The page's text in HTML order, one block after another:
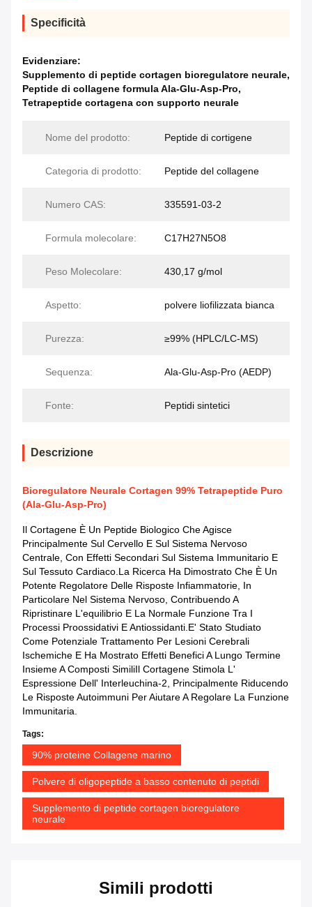
Specificità
Evidenziare:
Supplemento di peptide cortagen bioregulatore neurale,
Peptide di collagene formula Ala-Glu-Asp-Pro,
Tetrapeptide cortagena con supporto neurale
Nome del prodotto: Peptide di cortigene
Categoria di prodotto: Peptide del collagene
Numero CAS: 335591-03-2
Formula molecolare: C17H27N5O8
Peso Molecolare: 430,17 g/mol
Aspetto: polvere liofilizzata bianca
Purezza: ≥99% (HPLC/LC-MS)
Sequenza: Ala-Glu-Asp-Pro (AEDP)
Fonte: Peptidi sintetici
Descrizione
Bioregulatore Neurale Cortagen 99% Tetrapeptide Puro
(Ala-Glu-Asp-Pro)
Il Cortagene È Un Peptide Biologico Che Agisce
Principalmente Sul Cervello E Sul Sistema Nervoso
Centrale, Con Effetti Secondari Sul Sistema Immunitario E
Sul Tessuto Cardiaco.La Ricerca Ha Dimostrato Che È Un
Potente Regolatore Delle Risposte Infiammatorie, In
Particolare Nel Sistema Nervoso, Contribuendo A
Ripristinare L'equilibrio E La Normale Funzione Tra I
Processi Proossidativi E Antiossidanti.E' Stato Studiato
Come Potenziale Trattamento Per Lesioni Cerebrali
Ischemiche E Ha Mostrato Effetti Benefici A Lungo Termine
Insieme A Composti SimiliIl Cortagene Stimola L'
Espressione Dell' Interleuchina-2, Principalmente Riducendo
Le Risposte Autoimmuni Per Aiutare A Regolare La Funzione
Immunitaria.
Tags:
90% proteine Collagene marino
Polvere di oligopeptide a basso contenuto di peptidi
Supplemento di peptide cortagen bioregulatore
neurale
Simili prodotti